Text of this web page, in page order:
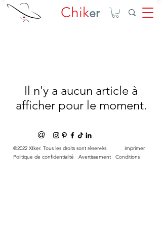
Chiker
Il n'y a aucun article à
afficher pour le moment.
@
©2022 XIker. Tous les droits sont réservés. imprimer
Politique de confidentialité
Avertissement Conditions